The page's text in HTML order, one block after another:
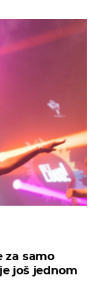
za samo
još jednom